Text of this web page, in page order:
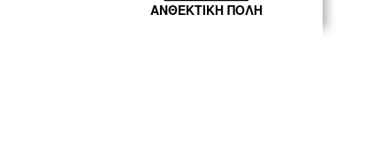
ΑΝΘΕΚΤΙΚΗ ΠΟΛΗ